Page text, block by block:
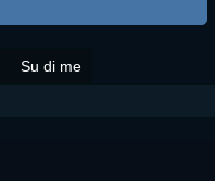
Su di me